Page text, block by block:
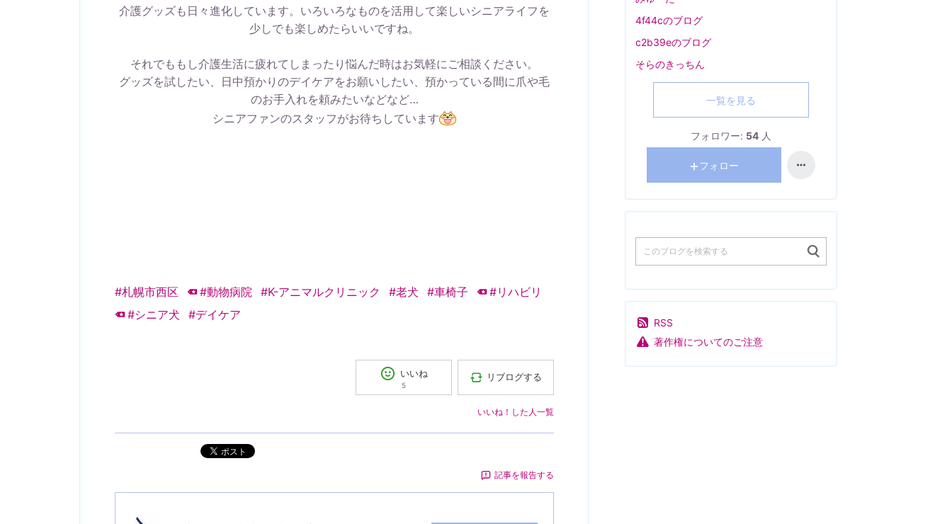
介護グッズも日々進化しています。いろいろなものを活用して楽しいシニアライフを
少しでも楽しめたらいいですね。
それでももし介護生活に疲れてしまったり悩んだ時はお気軽にご相談ください。
グッズを試したい、日中預かりのデイケアをお願いしたい、預かっている間に爪や毛
のお手入れを頼みたいなどなど…
シニアファンのスタッフがお待ちしています
#札幌市西区 #動物病院 #K-アニマルクリニック #老犬 #車椅子
#リハビリ
#シニア犬
#デイケア
いいね
5
リブログする
いいね！した人一覧
ポスト
記事を報告する
4f44cのブログ
c2b39eのブログ
そらのきっちん
一覧を見る
フォロワー: 54 人
フォロー
RSS
著作権についてのご注意